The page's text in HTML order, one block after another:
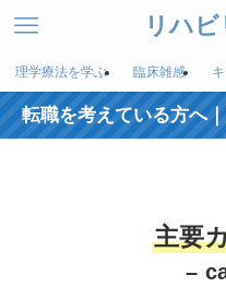
リハ
理学療法を学ぶ 臨床雑感
転職を考えている方へ
主要
–